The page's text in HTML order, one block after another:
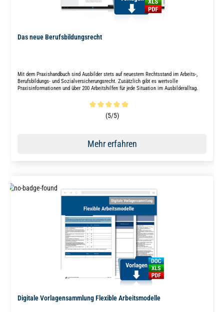
Das neue Berufsbildungsrecht
Mit dem Praxishandbuch sind Ausbilder stets auf neuestem Rechtsstand im Arbeits-,
Berufsbildungs- und Sozialversicherungsrecht. Zusätzlich gibt es wertvolle
Praxisinformationen und über 200 Arbeitshilfen für jede Situation im Ausbilderalltag.
Durchschnittliche Bewertung von 5 von 5 Sternen
(5/5)
Mehr erfahren
Digitale Vorlagensammlung Flexible Arbeitsmodelle